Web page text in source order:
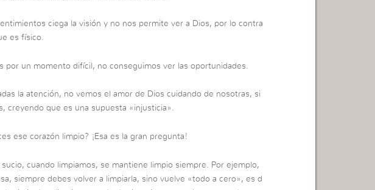
ciega la visión y no nos permite ver a Dios, por lo contra
es físico.
por un momento difícil, no conseguimos ver las oportunidades.
la atención, no vemos el amor de Dios cuidando de nosotras, si
creyendo que es una supuesta «injusticia».
ese corazón limpio? ¡Esa es la gran pregunta!
cuando limpiamos, se mantiene limpio siempre. Por ejemplo,
siempre debes volver a limpiarla, sino vuelve «todo a cero», es d